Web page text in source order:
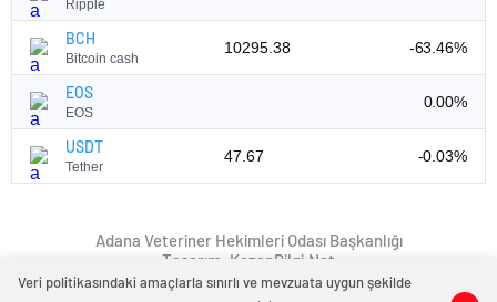
Ripple
BCH
Bitcoin cash
10295.38 -63.46%
EOS
EOS
0.00%
USDT
Tether
47.67 -0.03%
Adana Veteriner Hekimleri Odası Başkanlığı
Tasarım: KozanBilgi.Net
Veri politikasındaki amaçlarla sınırlı ve mevzuata uygun şekilde